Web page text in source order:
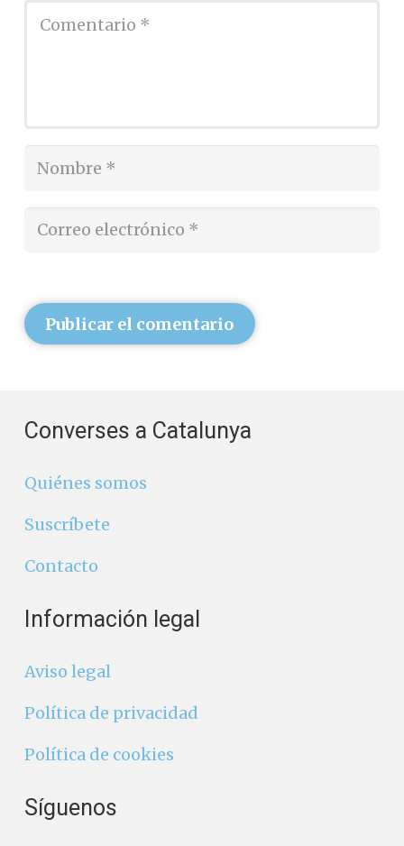
Publicar el comentario
Converses a Catalunya
Quiénes somos
Suscríbete
Contacto
Información legal
Aviso legal
Política de privacidad
Política de cookies
Síguenos